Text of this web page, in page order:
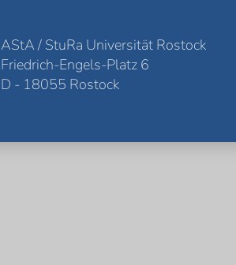
AStA / StuRa Universität Rostock
Friedrich-Engels-Platz 6
D - 18055 Rostock